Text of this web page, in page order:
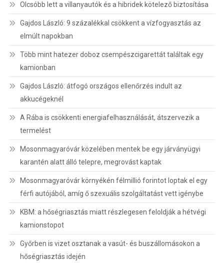
Olcsóbb lett a villanyautók és a hibridek kötelező biztosítása
Gajdos László: 9 százalékkal csökkent a vízfogyasztás az
elmúlt napokban
Több mint hatezer doboz csempészcigarettát találtak egy
kamionban
Gajdos László: átfogó országos ellenőrzés indult az
akkucégeknél
A Rába is csökkenti energiafelhasználását, átszervezik a
termelést
Mosonmagyaróvár közelében mentek be egy járványügyi
karantén alatt álló telepre, megrovást kaptak
Mosonmagyaróvár környékén félmillió forintot loptak el egy
férfi autójából, amíg ő szexuális szolgáltatást vett igénybe
KBM: a hőségriasztás miatt részlegesen feloldják a hétvégi
kamionstopot
Győrben is vizet osztanak a vasút- és buszállomásokon a
hőségriasztás idején